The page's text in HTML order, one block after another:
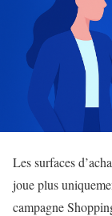
Les surfaces
joue plus
campagne